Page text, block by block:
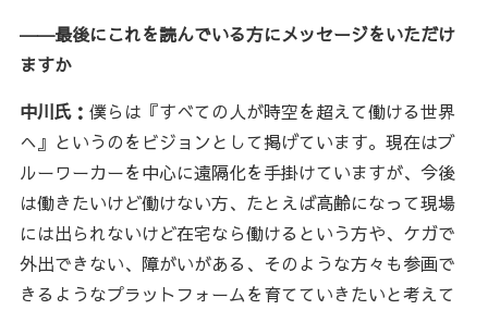
――最後にこれを読んでいる方にメッセージをいただけ
ますか
中川氏： 僕らは『すべての人が時空を超えて働ける世界
へ』というのをビジョンとして掲げています。現在はブ
ルーワーカーを中心に遠隔化を手掛けていますが、今後
は働きたいけど働けない方、たとえば高齢になって現場
には出られないけど在宅なら働けるという方や、ケガで
外出できない、障がいがある、そのような方々も参画で
きるようなプラットフォームを育てていきたいと考えて